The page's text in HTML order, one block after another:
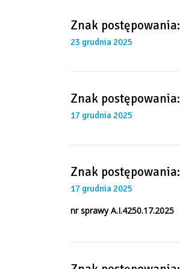
Znak postępowania:
23 grudnia 2025
Znak postępowania:
17 grudnia 2025
Znak postępowania:
17 grudnia 2025
nr sprawyA.I.4250.17.2025